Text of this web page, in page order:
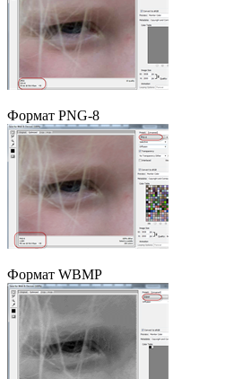
Формат PNG-8
Формат WBMP